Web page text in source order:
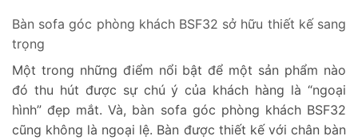
Bàn sofa góc phòng khách BSF32 sở hữu thiết kế sang
trọng
Một trong những điểm nổi bật để một sản phẩm nào
đó thu hút được sự chú ý của khách hàng là “ngoại
hình” đẹp mắt. Và, bàn sofa góc phòng khách BSF32
cũng không là ngoại lệ. Bàn được thiết kế với chân bàn